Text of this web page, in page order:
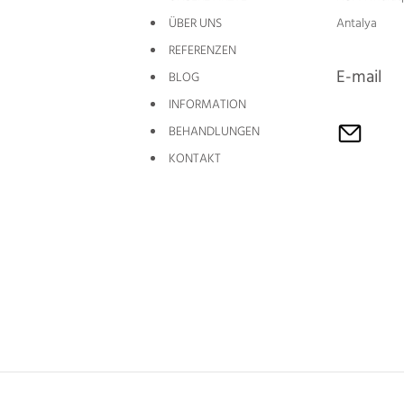
ÜBER UNS
REFERENZEN
BLOG
INFORMATION
BEHANDLUNGEN
KONTAKT
Antalya
E-mail